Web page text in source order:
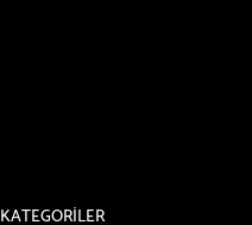
KATEGORİLER